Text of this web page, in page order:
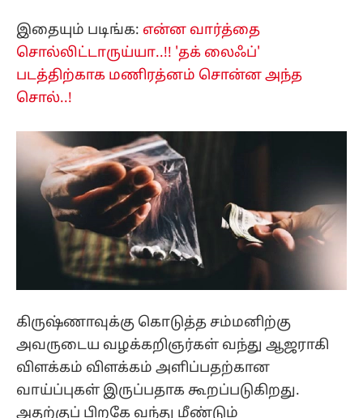
இதையும் படிங்க: என்ன வார்த்தை
சொல்லிட்டாருய்யா..!! 'தக் லைஃப்'
படத்திற்காக மணிரத்னம் சொன்ன அந்த
சொல்..!
கிருஷ்ணாவுக்கு கொடுத்த சம்மனிற்கு
அவருடைய வழக்கறிஞர்கள் வந்து ஆஜராகி
விளக்கம் விளக்கம் அளிப்பதற்கான
வாய்ப்புகள் இருப்பதாக கூறப்படுகிறது.
அதற்குப் பிறகே வந்து மீண்டும்